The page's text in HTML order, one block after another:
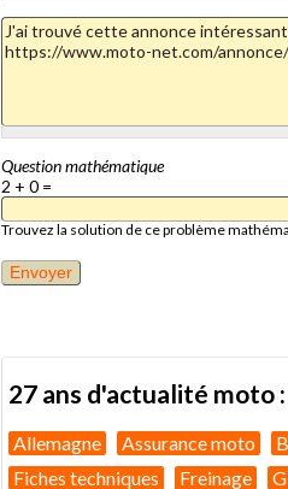
Question mathématique
2 + 0 =
Trouvez la solution de ce problème
27 ans d'actualité moto :
Allemagne Assurance moto
Fiches techniques
Freinage